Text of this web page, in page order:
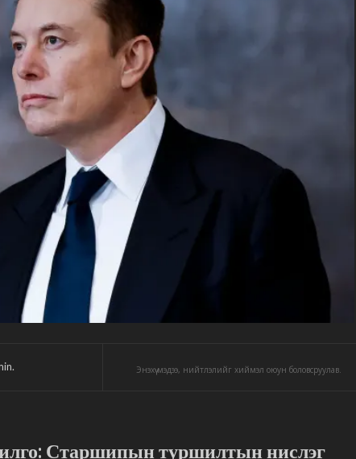
Энэхүү мэдээ, нийтлэлийг хиймэл оюун боловсруулав.
Старшипын туршилтын нислэг